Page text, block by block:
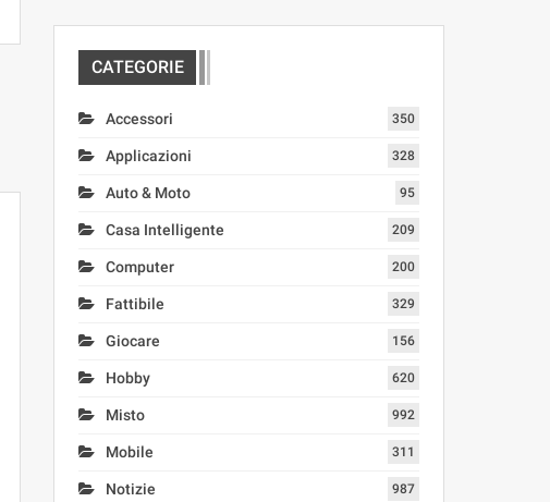
CATEGORIE
Accessori 350
Applicazioni 328
Auto & Moto 95
Casa Intelligente 209
Computer 200
Fattibile 329
Giocare 156
Hobby 620
Misto 992
Mobile 311
Notizie 987